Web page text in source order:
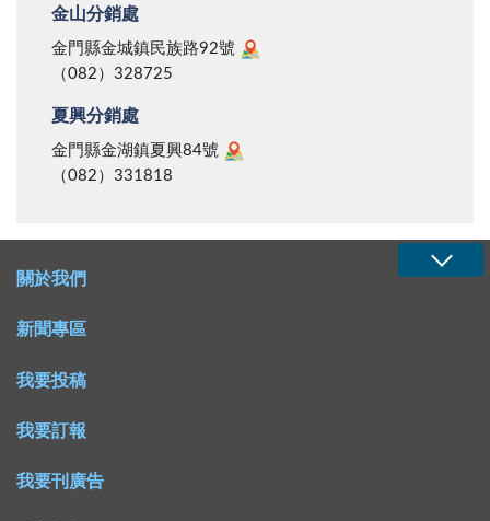
金山分銷處
金門縣金城鎮民族路92號
（082）328725
夏興分銷處
金門縣金湖鎮夏興84號
（082）331818
關於我們
新聞專區
我要投稿
我要訂報
我要刊廣告